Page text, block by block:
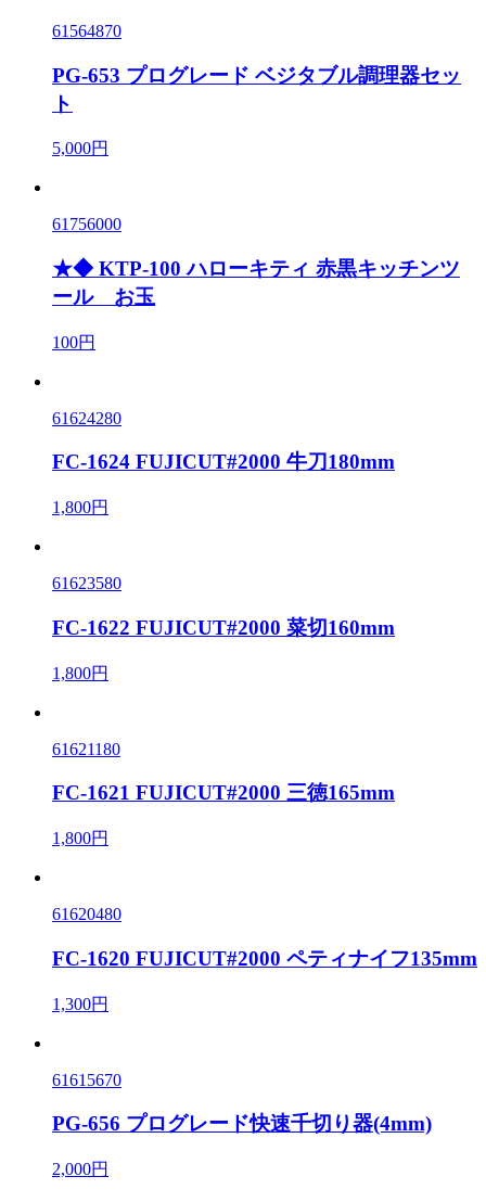
61564870
PG-653 プログレード ベジタブル調理器セッ
ト
5,000円
61756000
★◆ KTP-100 ハローキティ 赤黒キッチンツ
ール お玉
100円
61624280
FC-1624 FUJICUT#2000 牛刀180mm
1,800円
61623580
FC-1622 FUJICUT#2000 菜切160mm
1,800円
61621180
FC-1621 FUJICUT#2000 三徳165mm
1,800円
61620480
FC-1620 FUJICUT#2000 ペティナイフ135mm
1,300円
61615670
PG-656 プログレード快速千切り器(4mm)
2,000円